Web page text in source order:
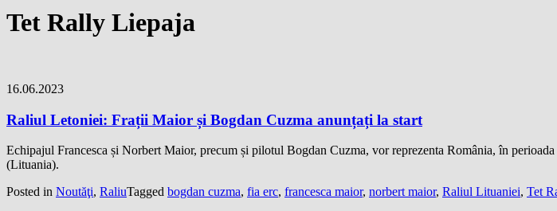
Tet Rally Liepaja
16.06.2023
Raliul Letoniei: Frații Maior și Bogdan Cuzma anunțați la start
Echipajul Francesca și Norbert Maior, precum și pilotul Bogdan Cuzma, vor reprezenta România, în
(Lituania).
Posted in Noutăţi, RaliuTagged bogdan cuzma, fia erc, francesca maior, norbert maior, Raliul Lituaniei, Tet